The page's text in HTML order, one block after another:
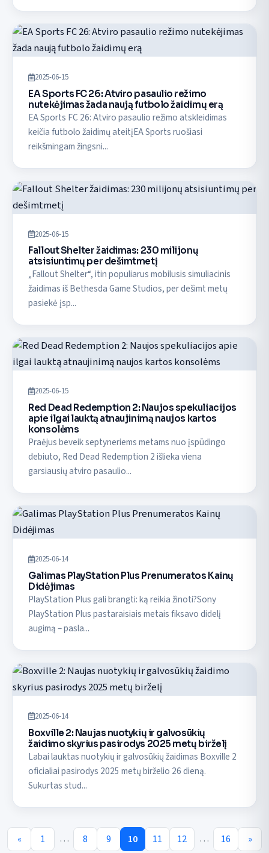
2025-06-15
EA Sports FC 26: Atviro pasaulio režimo
nutekėjimas žada naują futbolo žaidimų erą
EA Sports FC 26: Atviro pasaulio režimo atskleidimas
keičia futbolo žaidimų ateitįEA Sports ruošiasi
reikšmingam žingsni...
2025-06-15
Fallout Shelter žaidimas: 230 milijonų
atsisiuntimų per dešimtmetį
„Fallout Shelter“, itin populiarus mobilusis simuliacinis
žaidimas iš Bethesda Game Studios, per dešimt metų
pasiekė įsp...
2025-06-15
Red Dead Redemption 2: Naujos spekuliacijos
apie ilgai lauktą atnaujinimą naujos kartos
konsolėms
Praėjus beveik septyneriems metams nuo įspūdingo
debiuto, Red Dead Redemption 2 išlieka viena
garsiausių atviro pasaulio...
2025-06-14
Galimas PlayStation Plus Prenumeratos Kainų
Didėjimas
PlayStation Plus gali brangti: ką reikia žinoti?Sony
PlayStation Plus pastaraisiais metais fiksavo didelį
augimą – pasla...
2025-06-14
Boxville 2: Naujas nuotykių ir galvosūkių
žaidimo skyrius pasirodys 2025 metų birželį
Labai lauktas nuotykių ir galvosūkių žaidimas Boxville 2
oficialiai pasirodys 2025 metų birželio 26 dieną.
Sukurtas stud...
« 1 … 8 9 10 11 12 … 16 »